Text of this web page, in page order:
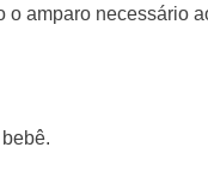
o amparo necessário